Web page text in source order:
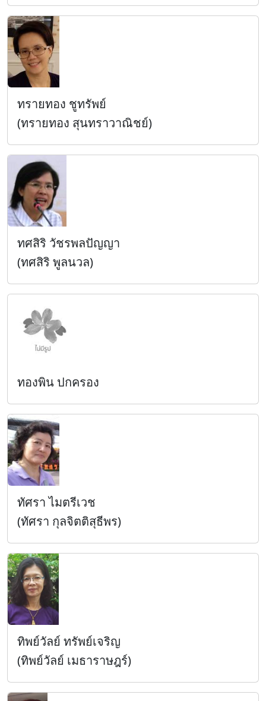
ทรายทอง ชูทรัพย์
(ทรายทอง สุนทราวาณิชย์)
ทศสิริ วัชรพลปัญญา
(ทศสิริ พูลนวล)
ทองพิน ปกครอง
ทัศรา ไมตรีเวช
(ทัศรา กุลจิตติสุธีพร)
ทิพย์วัลย์ ทรัพย์เจริญ
(ทิพย์วัลย์ เมธาราษฎร์)